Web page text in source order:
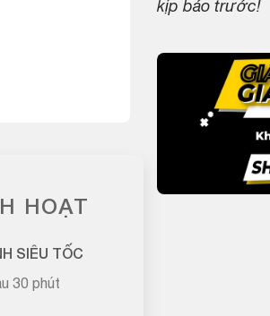
HOẠT
SIÊU TỐC
30 phút
kịp báo trước!